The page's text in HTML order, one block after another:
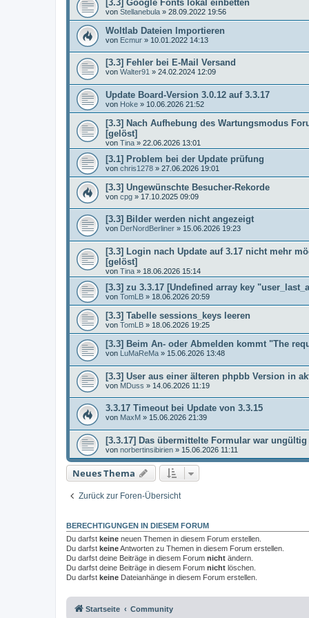
[3.3] Google Fonts lokal einbetten
von Stellanebula » 28.09.2022 19:56
Woltlab Dateien Importieren
von Ecmur » 10.01.2022 14:13
[3.3] Fehler bei E-Mail Versand
von Walter91 » 24.02.2024 12:09
Update Board-Version 3.0.12 auf 3.3.17
von Hoke » 10.06.2026 21:52
[3.3] Nach Aufhebung des Wartungsmodus
[gelöst]
von Tina » 22.06.2026 13:01
[3.1] Problem bei der Update prüfung
von chris1278 » 27.06.2026 19:01
[3.3] Ungewünschte Besucher-Rekorde
von cpg » 17.10.2025 09:09
[3.3] Bilder werden nicht angezeigt
von DerNordBerliner » 15.06.2026 19:23
[3.3] Login nach Update auf 3.17 nicht mehr
[gelöst]
von Tina » 18.06.2026 15:14
[3.3] zu 3.3.17 [Undefined array key
von TomLB » 18.06.2026 20:59
[3.3] Tabelle sessions_keys leeren
von TomLB » 18.06.2026 19:25
[3.3] Beim An- oder Abmelden kommt "The
von LuMaReMa » 15.06.2026 13:48
[3.3] User aus einer älteren phpbb Version in
von MDuss » 14.06.2026 11:19
3.3.17 Timeout bei Update von 3.3.15
von MaxM » 15.06.2026 21:39
[3.3.17] Das übermittelte Formular war ungültig
von norbertinsibirien » 15.06.2026 11:11
Neues Thema
Zurück zur Foren-Übersicht
BERECHTIGUNGEN IN DIESEM FORUM
Du darfst keine neuen Themen in diesem Forum erstellen.
Du darfst keineAntworten zu Themen in diesem Forum erstellen.
Du darfst deine Beiträge in diesem Forum nicht ändern.
Du darfst deine Beiträge in diesem Forum nicht löschen.
Du darfst keine Dateianhänge in diesem Forum erstellen.
Startseite Community